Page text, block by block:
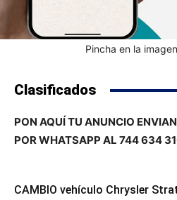
Pincha en la
Clasificados
PON AQUÍ TU ANUNCIO
POR WHATSAPP AL 744 634
CAMBIO vehículo Chrysler